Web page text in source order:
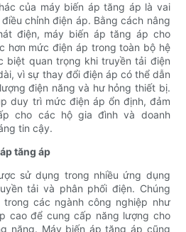
của máy biến áp tăng áp là vai
chỉnh điện áp. Bằng cách nâng
điện, máy biến áp tăng áp cho
hơn mức điện áp trong toàn bộ hệ
biệt quan trọng khi truyền tải điện
vì sự thay đổi điện áp có thể dẫn
điện năng và hư hỏng thiết bị.
duy trì mức điện áp ổn định, đảm
cho các hộ gia đình và doanh
tin cậy.
tăng áp
sử dụng trong nhiều ứng dụng
tải và phân phối điện. Chúng
các ngành công nghiệp như
cao để cung cấp năng lượng cho
nặng. Máy biến áp tăng áp cũng